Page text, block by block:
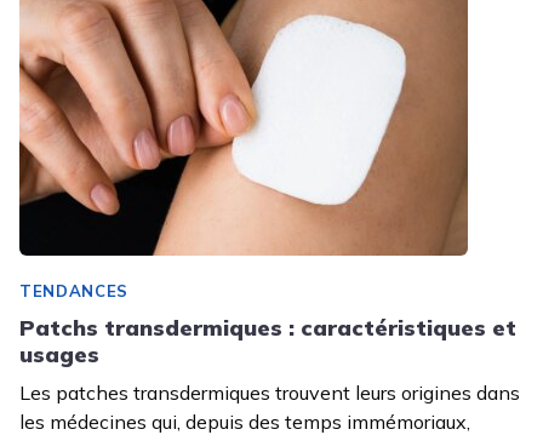
TENDANCES
Patchs transdermiques : caractéristiques et
usages
Les patches transdermiques trouvent leurs origines dans
les médecines qui, depuis des temps immémoriaux,